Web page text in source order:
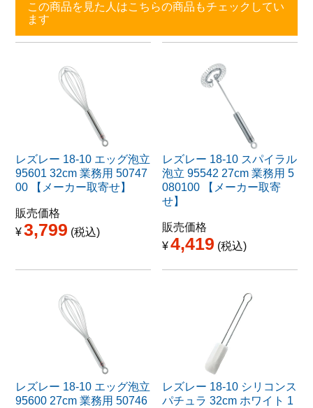
この商品を見た人はこちらの商品もチェックしてい
ます
レズレー 18-10 エッグ泡立
95601 32cm 業務用 50747
00 【メーカー取寄せ】
販売価格
¥3,799 税込
レズレー 18-10 スパイラル
泡立 95542 27cm 業務用 5
080100 【メーカー取寄
せ】
販売価格
¥4,419 税込
レズレー 18-10 エッグ泡立
95600 27cm 業務用 50746
レズレー 18-10 シリコンス
パチュラ 32cm ホワイト 1